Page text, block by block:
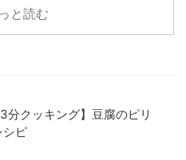
と読む
3分クッキング】豆腐のピリ
シピ